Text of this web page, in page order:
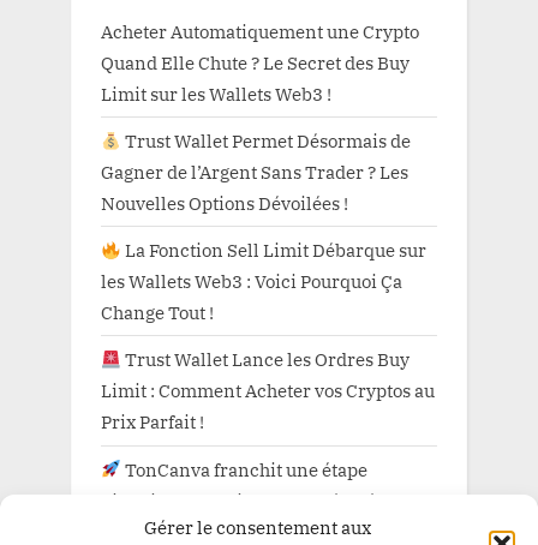
Gérer le consentement aux
Acheter Automatiquement une Crypto
Quand Elle Chute ? Le Secret des Buy
Limit sur les Wallets Web3 !
Trust Wallet Permet Désormais de
Gagner de l’Argent Sans Trader ? Les
Nouvelles Options Dévoilées !
La Fonction Sell Limit Débarque sur
les Wallets Web3 : Voici Pourquoi Ça
Change Tout !
Trust Wallet Lance les Ordres Buy
Limit : Comment Acheter vos Cryptos au
Prix Parfait !
TonCanva franchit une étape
historique : officiellement régulée au
Bénin. L’histoire est en train de